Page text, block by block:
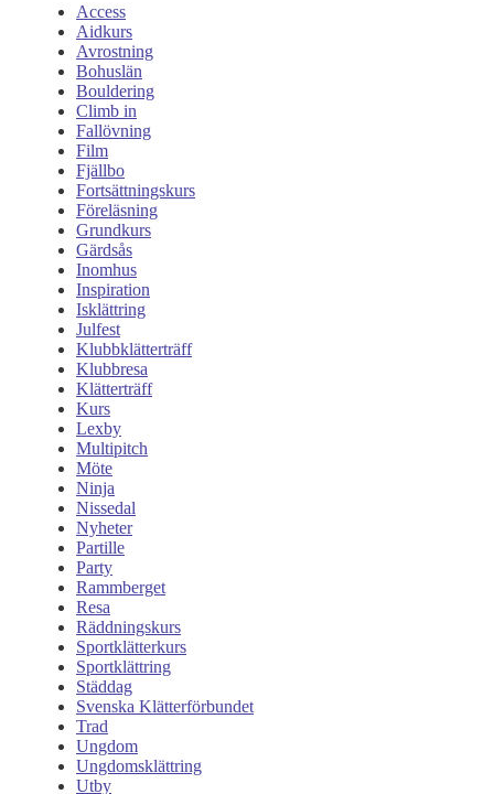
Access
Aidkurs
Avrostning
Bohuslän
Bouldering
Climb in
Fallövning
Film
Fjällbo
Fortsättningskurs
Föreläsning
Grundkurs
Gärdsås
Inomhus
Inspiration
Isklättring
Julfest
Klubbklätterträff
Klubbresa
Klätterträff
Kurs
Lexby
Multipitch
Möte
Ninja
Nissedal
Nyheter
Partille
Party
Rammberget
Resa
Räddningskurs
Sportklätterkurs
Sportklättring
Städdag
Svenska Klätterförbundet
Trad
Ungdom
Ungdomsklättring
Utby